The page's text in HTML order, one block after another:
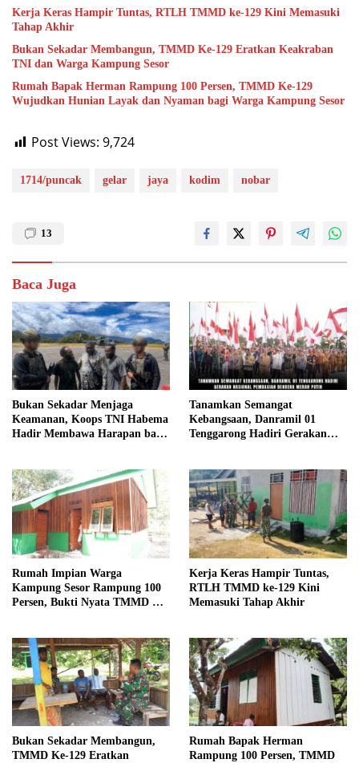
Kerja Keras Hampir Tuntas, RTLH TMMD ke-129 Kini Memasuki
Tahap Akhir
Bukan Sekadar Membangun, TMMD Ke-129 Eratkan Keakraban
TNI dan Warga Kampung Sesor
Rumah Bapak Herman Rampung 100 Persen, TMMD Ke-129
Wujudkan Hunian Layak dan Nyaman bagi Warga Kampung Sesor
Post Views: 9,724
1714/puncak gelar jaya kodim nobar
13
Baca Juga
Bukan Sekadar Menjaga
Keamanan, Koops TNI Habema
Hadir Membawa Harapan bagi
Tanamkan Semangat
Kebangsaan, Danramil 01
Tenggarong Hadiri Gerakan
Rumah Impian Warga
Kampung Sesor Rampung 100
Persen, Bukti Nyata TMMD Ke-
Kerja Keras Hampir Tuntas,
RTLH TMMD ke-129 Kini
Memasuki Tahap Akhir
Bukan Sekadar Membangun,
TMMD Ke-129 Eratkan
Rumah Bapak Herman
Rampung 100 Persen, TMMD